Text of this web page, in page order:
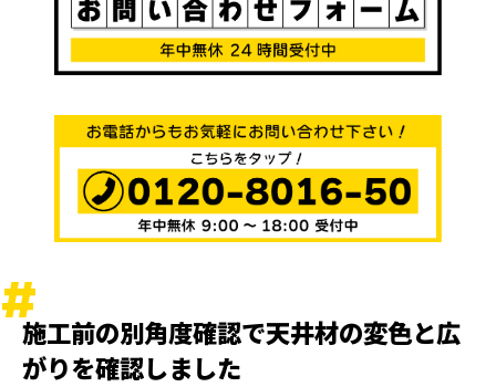
施工前の別角度確認で天井材の変色と広
がりを確認しました